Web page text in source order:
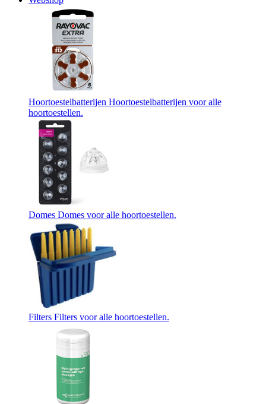
Hoortoestelbatterijen Hoortoestelbatterijen voor alle
hoortoestellen.
Domes Domes voor alle hoortoestellen.
Filters Filters voor alle hoortoestellen.